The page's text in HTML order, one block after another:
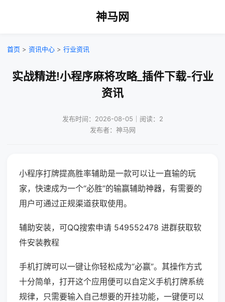
神马网
首页 > 资讯中心 > 行业资讯
实战精进!小程序麻将攻略_插件下载-行业
资讯
发布时间：2026-08-05｜阅读：2
发布者：神马网
小程序打牌提高胜率辅助是一款可以让一直输的玩
家，快速成为一个“必胜”的输赢辅助神器，有需要的
用户可通过正规渠道获取使用。
辅助安装，可QQ搜索申请 549552478 进群获取软
件安装教程
手机打牌可以一键让你轻松成为“必赢”。其操作方式
十分简单，打开这个应用便可以自定义手机打牌系统
规律，只需要输入自己想要的开挂功能，一键便可以